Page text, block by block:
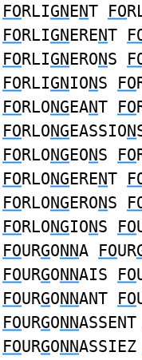
FORLIGNENT FO
FORLIGNERENT
FORLIGNERONS
FORLIGNIONS FO
FORLONGEANT FO
FORLONGEASSION
FORLONGEONS FO
FORLONGERENT
FORLONGERONS
FORLONGIONS FO
FOURGONNA FOUR
FOURGONNAIS FO
FOURGONNANT FO
FOURGONNASSENT
FOURGONNASSIEZ